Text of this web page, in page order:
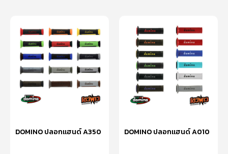
DOMINO ปลอกแฮนด์ A350 DOMINO ปลอกแฮนด์ A010